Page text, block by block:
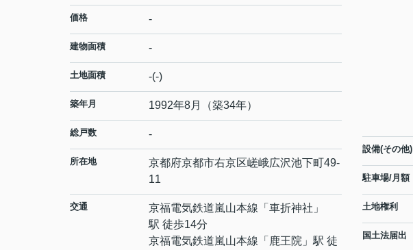
価格 -
建物面積 -
土地面積 -(-)
築年月 1992年8月（築34年）
総戸数 -
所在地 京都府京都市右京区嵯峨広沢池下町49-
11
交通 京福電気鉄道嵐山本線 「 車折神社 」
駅 徒歩14分
京福電気鉄道嵐山本線 「 鹿王院 」駅 徒
設備(その他)
駐車場/月額
土地権利
国土法届出